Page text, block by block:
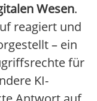
Wesen.
reagiert und
– ein
für
KI-